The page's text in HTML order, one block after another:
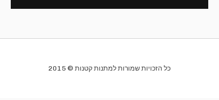
כל הזכויות שמורות למתנות קטנות © 2015